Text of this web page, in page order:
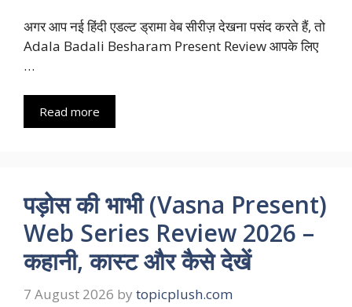
अगर आप नई हिंदी एडल्ट ड्रामा वेब सीरीज़ देखना पसंद करते हैं, तो
Adala Badali Besharam Present Review आपके लिए
…
Read more
पड़ोस की भाभी (Vasna Present)
Web Series Review 2026 –
कहानी, कास्ट और कैसे देखें
7 August 2026 by topicplush.com